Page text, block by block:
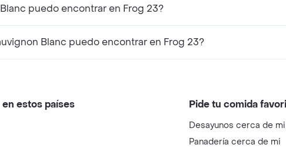
puedo encontrar en Frog 23?
Blanc puedo encontrar en Frog 23?
estos países Pide tu comida
Desayunos cerca de mi
Panadería cerca de mi